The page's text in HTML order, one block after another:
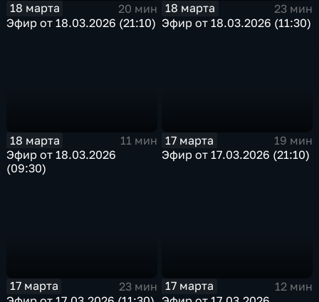
18 марта
20 мин
Эфир от 18.03.2026 (21:10)
18 марта
23 мин
Эфир от 18.03.2026 (11:30)
18 марта
11 мин
Эфир от 18.03.2026
(09:30)
17 марта
19 мин
Эфир от 17.03.2026 (21:10)
17 марта
23 мин
17 марта
12 мин